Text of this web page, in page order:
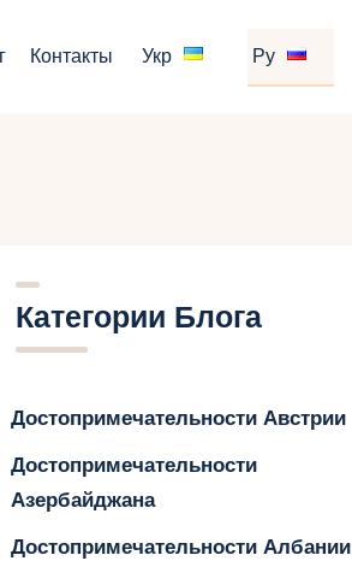
Контакты Укр Ру
Категории Блога
Достопримечательности Австрии
Достопримечательности
Азербайджана
Достопримечательности Албании